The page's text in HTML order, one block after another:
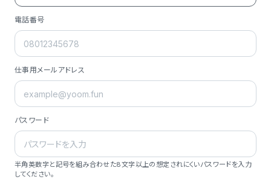
電話番号
仕事用メールアドレス
パスワード
半角英数字と記号を組み合わせた8文字以上の想定されにくいパスワードを入力
してください。